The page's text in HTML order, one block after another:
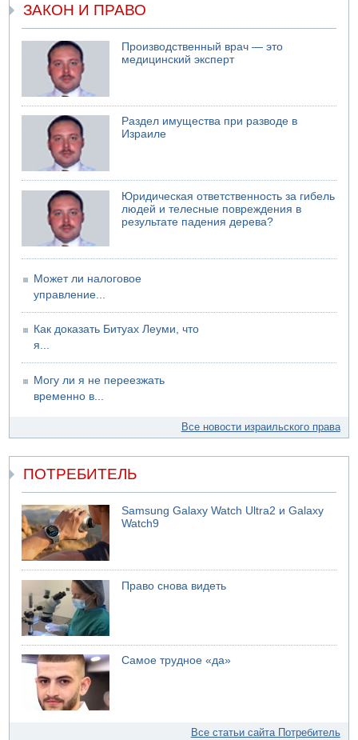
ЗАКОН И ПРАВО
Производственный врач — это
медицинский эксперт
Раздел имущества при разводе в
Израиле
Юридическая ответственность за гибель
людей и телесные повреждения в
результате падения дерева?
Может ли налоговое
управление...
Как доказать Битуах Леуми, что
я...
Могу ли я не переезжать
временно в...
Все новости израильского права
ПОТРЕБИТЕЛЬ
Samsung Galaxy Watch Ultra2 и Galaxy
Watch9
Право снова видеть
Самое трудное «да»
Все статьи сайта Потребитель